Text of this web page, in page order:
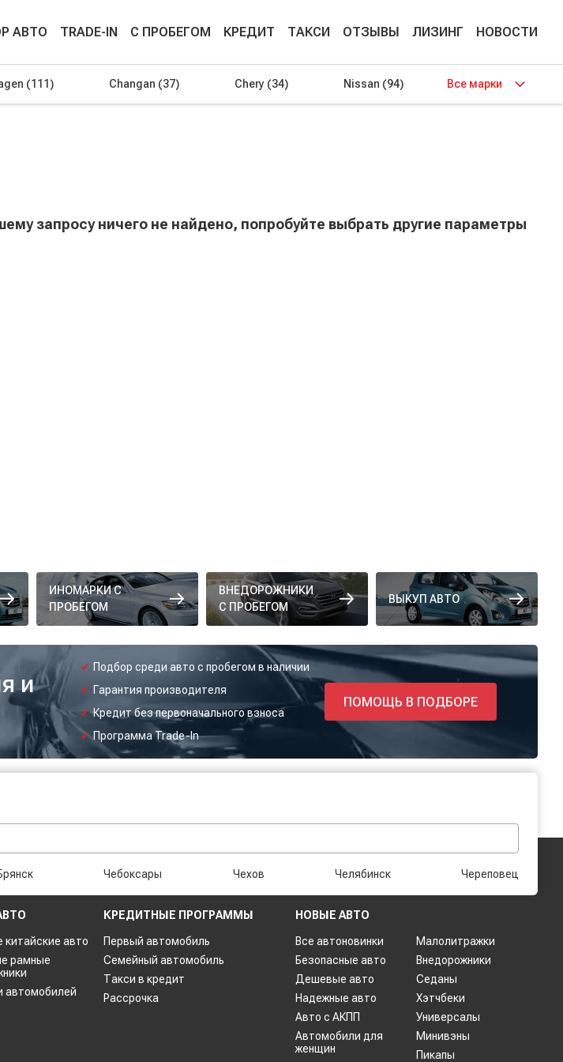
АВТО TRADE-IN С ПРОБЕГОМ КРЕДИТ ТАКСИ ОТЗЫВЫ ЛИЗИНГ НОВОСТИ
(111) Changan (37) Chery (34) Nissan (94) Все марки
запросу ничего не найдено, попробуйте выбрать другие параметры
ИНОМАРКИ С
ПРОБЕГОМ
ВНЕДОРОЖНИКИ
С ПРОБЕГОМ
ВЫКУП АВТО
и
Подбор среди авто с пробегом в наличии
Гарантия производителя
Кредит без первоначального взноса
Программа Trade-In
ПОМОЩЬ В ПОДБОРЕ
Чебоксары Чехов Челябинск Череповец
авто
рамные
автомобилей
КРЕДИТНЫЕ ПРОГРАММЫ
Первый автомобиль
Семейный автомобиль
Такси в кредит
Рассрочка
НОВЫЕ АВТО
Все автоновинки
Безопасные авто
Дешевые авто
Надежные авто
Авто с АКПП
Автомобили для
женщин
Малолитражки
Внедорожники
Седаны
Хэтчбеки
Универсалы
Минивэны
Пикапы